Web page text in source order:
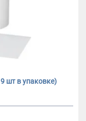
шт в упаковке)